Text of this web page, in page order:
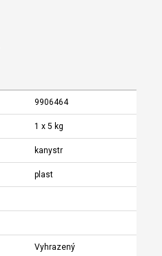
9906464
1 x 5 kg
kanystr
plast
Vyhrazený